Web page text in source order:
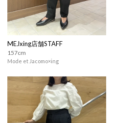
MEJxing店舗STAFF
157cm
Mode et Jacomo×ing